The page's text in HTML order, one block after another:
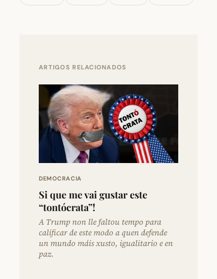
ARTIGOS RELACIONADOS
DEMOCRACIA
Si que me vai gustar este
“tontócrata”!
A Trump non lle faltou tempo para
calificar de este modo a quen defende
un mundo máis xusto, igualitario e en
paz.